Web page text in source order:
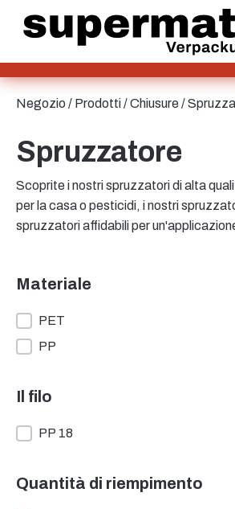
Alluminio
Vetro
HD-PE
Cartone
Metallo
PET
PP
rPET
Gres
rHD-PE
Negozio / Prodotti/Chiusure/
Spruzzatore
Scoprite i nostri spruzzatori di alta
per la casa o pesticidi, i nostri
spruzzatori affidabili per
Materiale
Materiale
PET
PP
Il filo
Il filoPP 18
Quantità di riempimento